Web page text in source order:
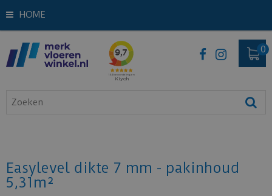
HOME
Easylevel dikte 7 mm - pakinhoud
5,31m²